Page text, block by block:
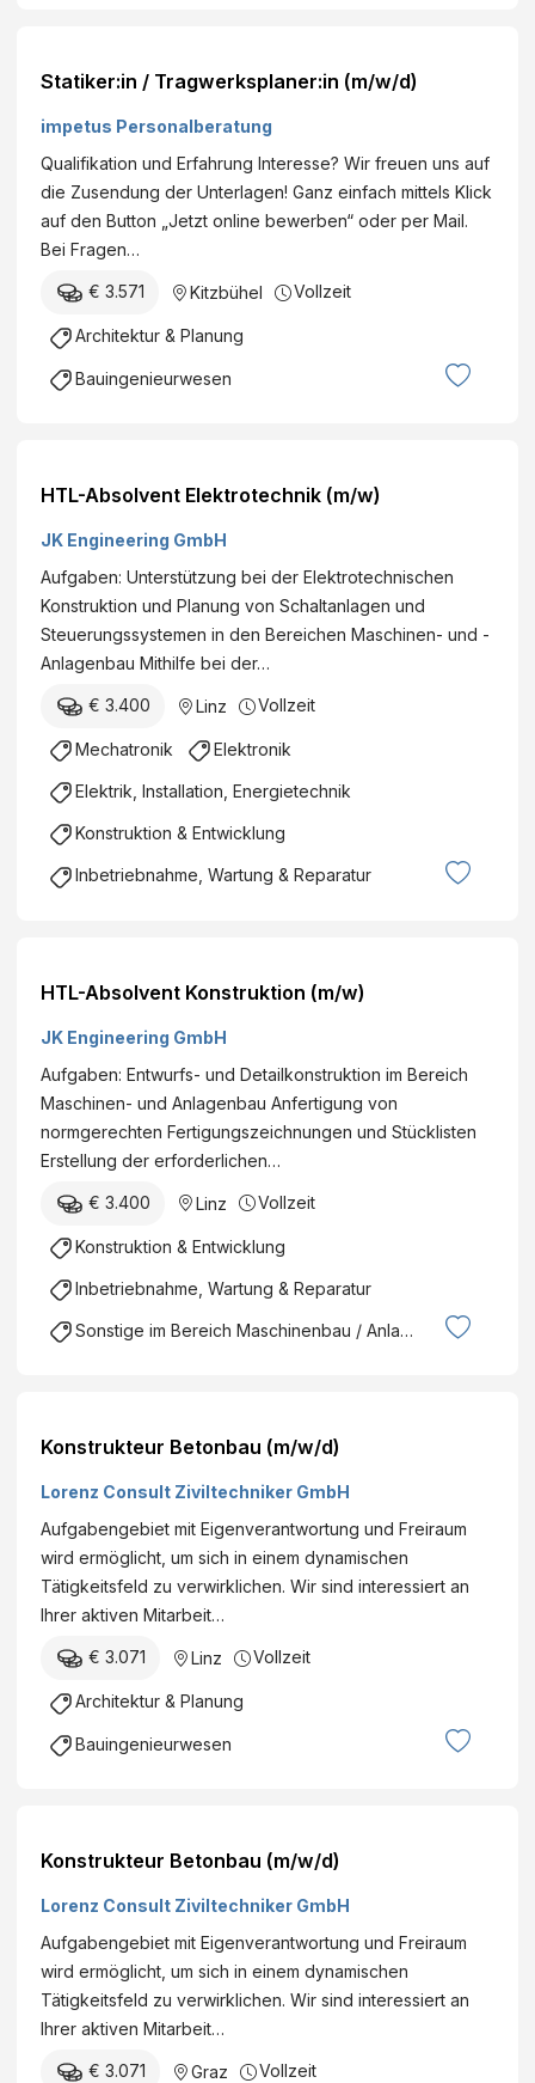
Statiker:in / Tragwerksplaner:in (m/w/d)
impetus Personalberatung
Qualifikation und Erfahrung Interesse? Wir freuen uns auf
die Zusendung der Unterlagen! Ganz einfach mittels Klick
auf den Button „Jetzt online bewerben“ oder per Mail.
Bei Fragen…
€ 3.571 Kitzbühel Vollzeit
Architektur & Planung
Bauingenieurwesen
HTL-Absolvent Elektrotechnik (m/w)
JK Engineering GmbH
Aufgaben: Unterstützung bei der Elektrotechnischen
Konstruktion und Planung von Schaltanlagen und
Steuerungssystemen in den Bereichen Maschinen- und -
Anlagenbau Mithilfe bei der…
€ 3.400 Linz Vollzeit
Mechatronik Elektronik
Elektrik, Installation, Energietechnik
Konstruktion & Entwicklung
Inbetriebnahme, Wartung & Reparatur
HTL-Absolvent Konstruktion (m/w)
JK Engineering GmbH
Aufgaben: Entwurfs- und Detailkonstruktion im Bereich
Maschinen- und Anlagenbau Anfertigung von
normgerechten Fertigungszeichnungen und Stücklisten
Erstellung der erforderlichen…
€ 3.400 Linz Vollzeit
Konstruktion & Entwicklung
Inbetriebnahme, Wartung & Reparatur
Sonstige im Bereich Maschinenbau / Anlagenbau
Konstrukteur Betonbau (m/w/d)
Lorenz Consult Ziviltechniker GmbH
Aufgabengebiet mit Eigenverantwortung und Freiraum
wird ermöglicht, um sich in einem dynamischen
Tätigkeitsfeld zu verwirklichen. Wir sind interessiert an
Ihrer aktiven Mitarbeit…
€ 3.071 Linz Vollzeit
Architektur & Planung
Bauingenieurwesen
Konstrukteur Betonbau (m/w/d)
Lorenz Consult Ziviltechniker GmbH
Aufgabengebiet mit Eigenverantwortung und Freiraum
wird ermöglicht, um sich in einem dynamischen
Tätigkeitsfeld zu verwirklichen. Wir sind interessiert an
Ihrer aktiven Mitarbeit…
€ 3.071 Graz Vollzeit